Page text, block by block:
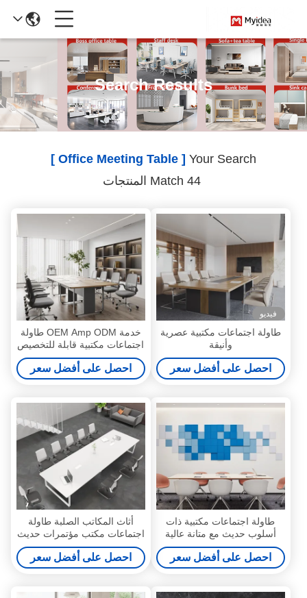
Search Results
Your Search
[ Office Meeting Table ]
فيديو
طاولة اجتماعات مكتبية عصرية
وأنيقة
احصل على أفضل سعر
خدمة OEM Amp ODM طاولة
اجتماعات مكتبية قابلة للتخصيص
احصل على أفضل سعر
طاولة اجتماعات مكتبية ذات
أسلوب حديث مع متانة عالية
ودعم تخصيص تصميم بسيط
احصل على أفضل سعر
أثاث المكاتب الصلبة طاولة
اجتماعات مكتب مؤتمرات حديث
دعم تخصيص
احصل على أفضل سعر